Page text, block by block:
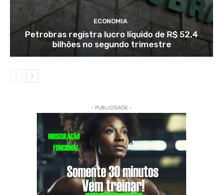
ECONOMIA
Petrobras registra lucro líquido de R$ 52,4
bilhões no segundo trimestre
- PUBLICIDADE -